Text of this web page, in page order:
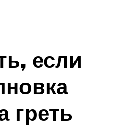
если
греть